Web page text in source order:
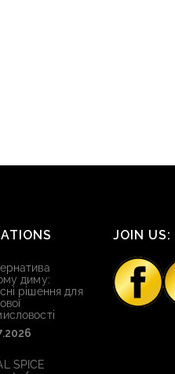
диму:
рішення для
SPICE
JOIN US: